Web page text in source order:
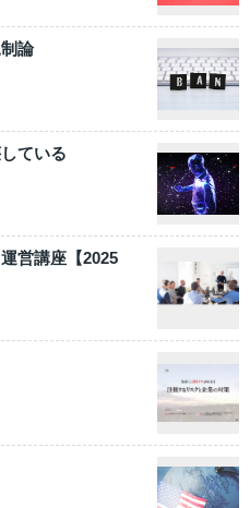
論
ている
営講座【2025